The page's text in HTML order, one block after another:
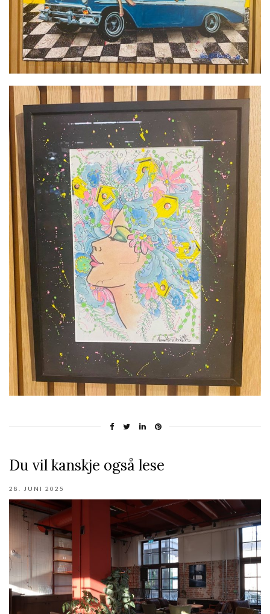
Du vil kanskje også lese
28. JUNI 2025